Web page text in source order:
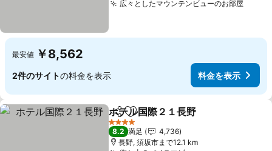
広々としたマウンテンビューのお部屋料金
最安値 ￥8,562
2件のサイトの料金を表示 料金を表示
シェアお気に入りに追加
ホテル国際２１長野
4 ホテルのランク
8.2 満足
4,736
長野, 須坂市まで12.1 km